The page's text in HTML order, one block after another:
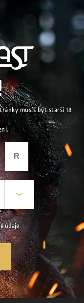
musíš být starší 18
údaje